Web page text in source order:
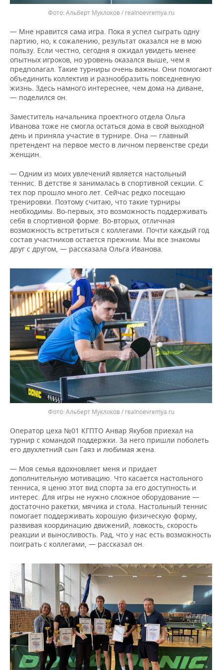
Альберт Муклоков / realnoevremya.ru
— Мне нравится сама игра. Пока я успел сыграть одну
партию, но, к сожалению, результат оказался не в мою
пользу. Если честно, сегодня я ожидал увидеть менее
опытных игроков, но уровень оказался выше, чем я
предполагал. Такие турниры очень важны. Они помогают
объединить коллектив и разнообразить повседневную
жизнь. Здесь намного интереснее, чем дома на диване,
— поделился он.
Заместитель начальника проектного отдела Ольга
Иванова тоже не смогла остаться дома в свой выходной
день и приняла участие в турнире. Она — главный
претендент на первое место в личном первенстве среди
женщин.
— Одним из моих увлечений является настольный
теннис. В детстве я занималась в спортивной секции. С
тех пор прошло много лет. Сейчас редко посещаю
тренировки. Поэтому считаю, что такие турниры
необходимы. Во-первых, это возможность поддерживать
себя в спортивной форме. Во-вторых, отличная
возможность встретиться с коллегами. Почти каждый год
состав участников остается прежним. Мы все знакомы
друг с другом, — рассказала Ольга Иванова.
Альберт Муклоков / realnoevremya.ru
Оператор цеха №01 КГПТО Анвар Якубов приехал на
турнир с командой поддержки. За него пришли поболеть
его двухлетний сын Гаяз и любимая жена.
— Моя семья вдохновляет меня и придает
дополнительную мотивацию. Что касается настольного
тенниса, я ценю этот вид спорта за его доступность и
интерес. Для игры не нужно сложное оборудование —
достаточно ракетки, мячика и стола. Настольный теннис
помогает поддерживать хорошую физическую форму,
развивая координацию движений, ловкость, скорость
реакции и выносливость. Рад, что у нас есть возможность
поиграть с коллегами, — рассказал он.